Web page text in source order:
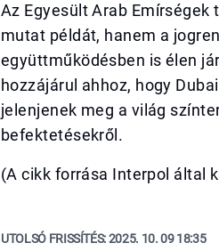
Az Egyesült Arab
mutat példát, hanem a
együttműködésben is élen
hozzájárul ahhoz, hogy
jelenjenek meg a világ
befektetésekről.
(A cikk forrása Interpol által
UTOLSÓ FRISSÍTÉS:2025. 10. 09 18:35